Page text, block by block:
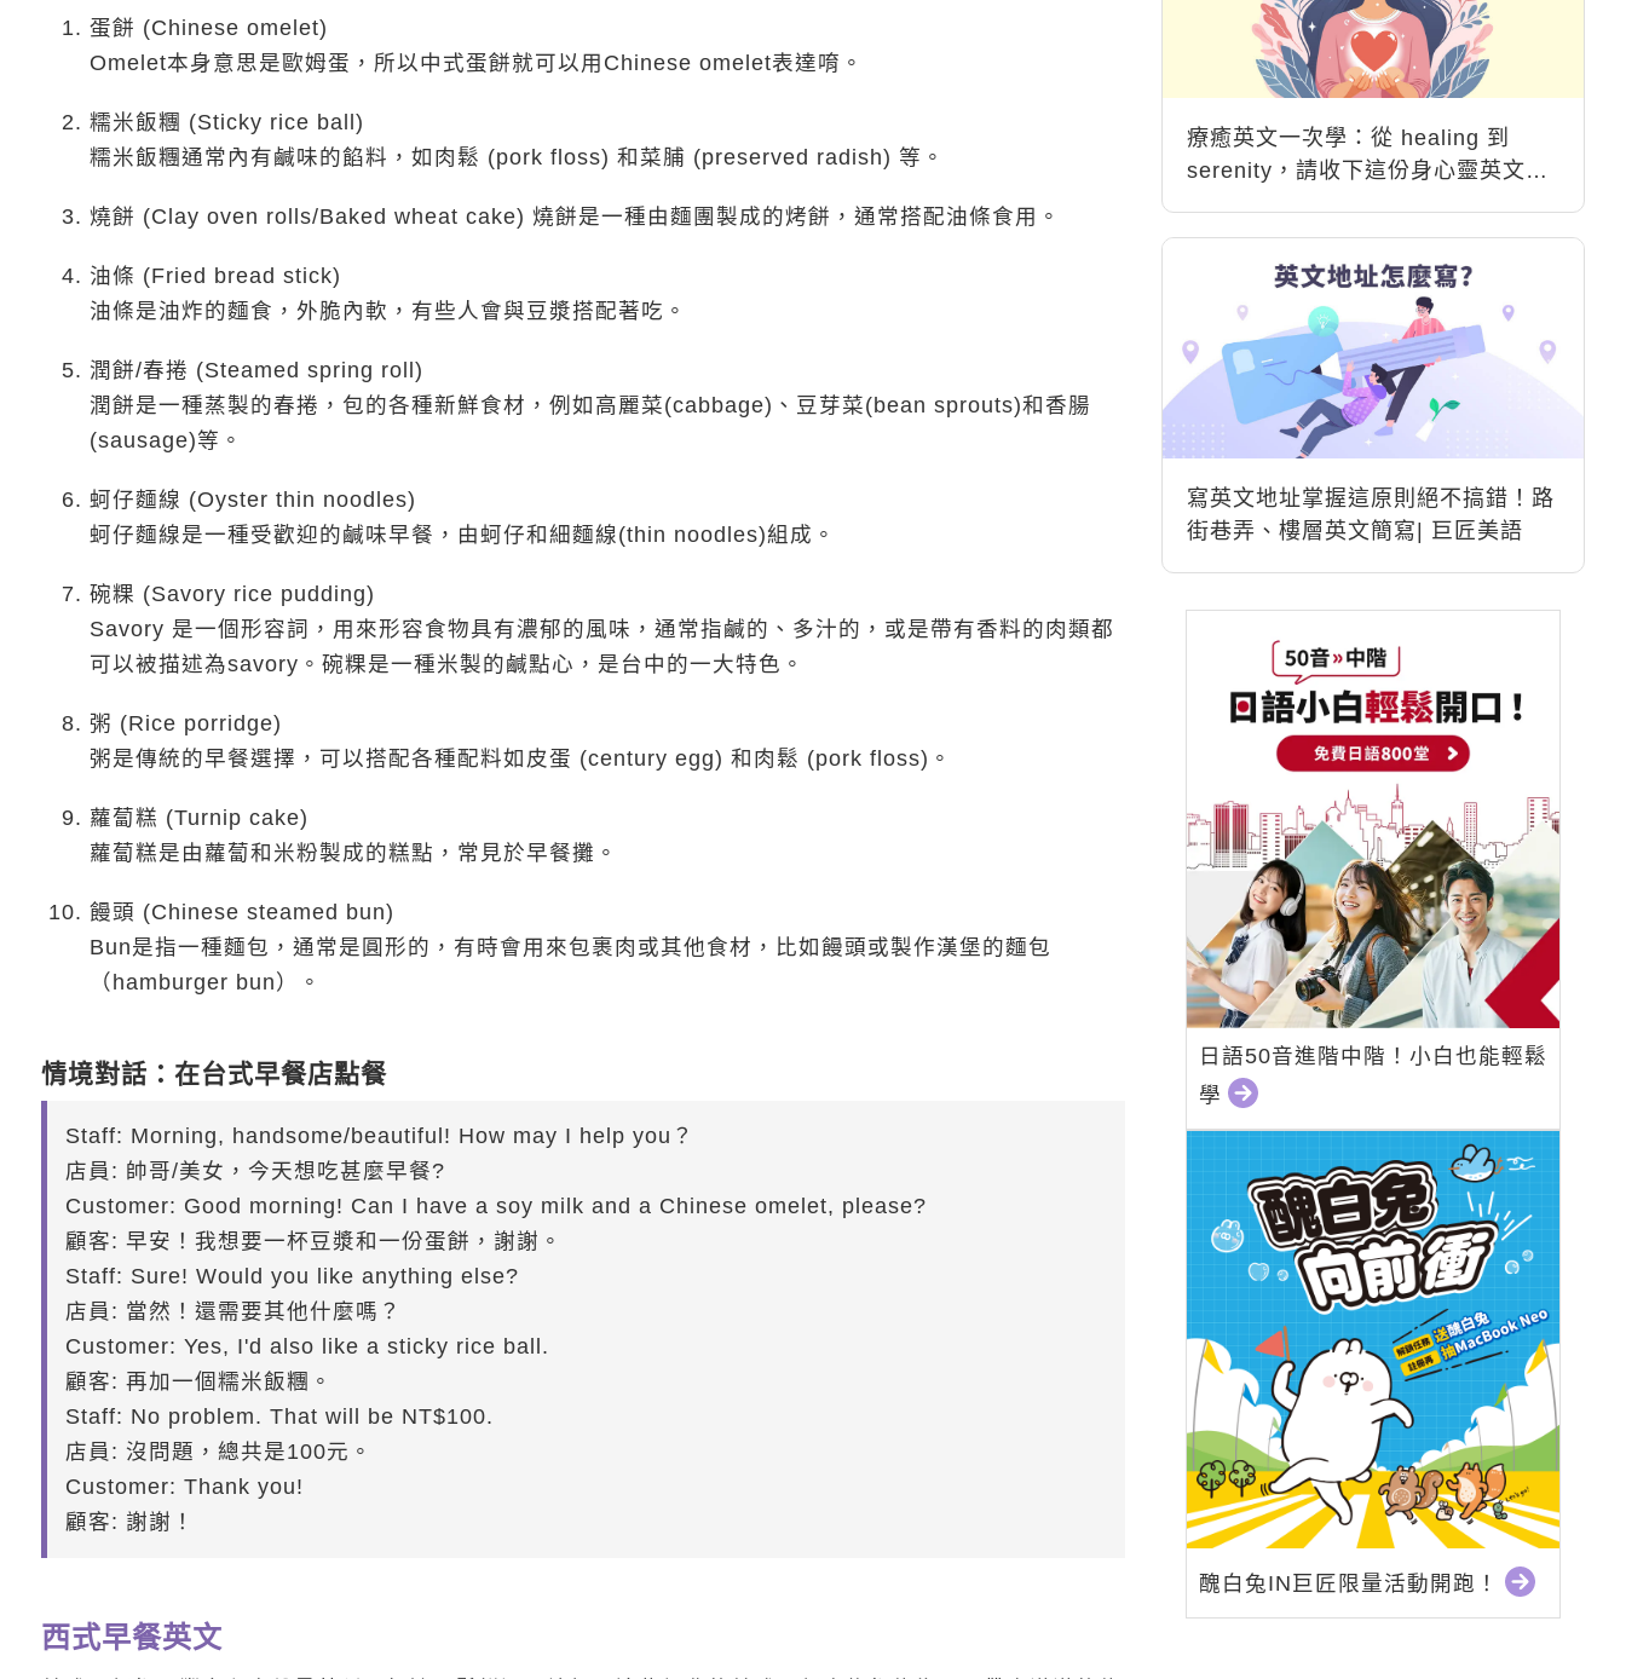
蛋餅 (Chinese omelet)
Omelet本身意思是歐姆蛋，所以中式蛋餅就可以用Chinese omelet表達唷。
糯米飯糰 (Sticky rice ball)
糯米飯糰通常內有鹹味的餡料，如肉鬆 (pork floss) 和菜脯 (preserved radish) 等。
燒餅 (Clay oven rolls/Baked wheat cake) 燒餅是一種由麵團製成的烤餅，通常搭配油條食用。
油條 (Fried bread stick)
油條是油炸的麵食，外脆內軟，有些人會與豆漿搭配著吃。
潤餅/春捲 (Steamed spring roll)
潤餅是一種蒸製的春捲，包的各種新鮮食材，例如高麗菜(cabbage)、豆芽菜(bean sprouts)和香腸
(sausage)等。
蚵仔麵線 (Oyster thin noodles)
蚵仔麵線是一種受歡迎的鹹味早餐，由蚵仔和細麵線(thin noodles)組成。
碗粿 (Savory rice pudding)
Savory 是一個形容詞，用來形容食物具有濃郁的風味，通常指鹹的、多汁的，或是帶有香料的肉類都
可以被描述為savory。碗粿是一種米製的鹹點心，是台中的一大特色。
粥 (Rice porridge)
粥是傳統的早餐選擇，可以搭配各種配料如皮蛋 (century egg) 和肉鬆 (pork floss)。
蘿蔔糕 (Turnip cake)
蘿蔔糕是由蘿蔔和米粉製成的糕點，常見於早餐攤。
饅頭 (Chinese steamed bun)
Bun是指一種麵包，通常是圓形的，有時會用來包裹肉或其他食材，比如饅頭或製作漢堡的麵包
（hamburger bun）。
情境對話：在台式早餐店點餐
Staff: Morning, handsome/beautiful! How may I help you？
店員: 帥哥/美女，今天想吃甚麼早餐?
Customer: Good morning! Can I have a soy milk and a Chinese omelet, please?
顧客: 早安！我想要一杯豆漿和一份蛋餅，謝謝。
Staff: Sure! Would you like anything else?
店員: 當然！還需要其他什麼嗎？
Customer: Yes, I'd also like a sticky rice ball.
顧客: 再加一個糯米飯糰。
Staff: No problem. That will be NT$100.
店員: 沒問題，總共是100元。
Customer: Thank you!
顧客: 謝謝！
西式早餐英文
療癒英文一次學：從 healing 到
serenity，請收下這份身心靈英文能
寫英文地址掌握這原則絕不搞錯！路
街巷弄、樓層英文簡寫| 巨匠美語
日語50音進階中階！小白也能輕鬆
學
醜白兔IN巨匠限量活動開跑！